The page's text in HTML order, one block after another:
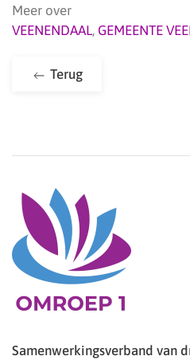
Meer over
VEENENDAAL, GEMEENTE
Terug
Samenwerkingsverband van